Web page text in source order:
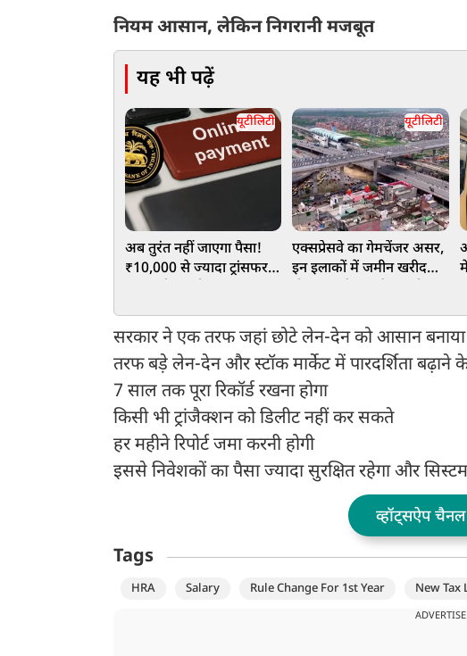
नियम आसान, लेकिन निगरानी मजबूत
यह भी पढ़ें
यूटीलिटी
अब तुरंत नहीं जाएगा पैसा!
₹10,000 से ज्यादा ट्रांसफर
यूटीलिटी
एक्सप्रेसवे का गेमचेंजर असर,
इन इलाकों में जमीन खरीदना
सरकार ने एक तरफ जहां छोटे लेन-देन को आसान
तरफ बड़े लेन-देन और स्टॉक मार्केट में पारदर्शिता
7 साल तक पूरा रिकॉर्ड रखना होगा
किसी भी ट्रांजैक्शन को डिलीट नहीं कर सकते
हर महीने रिपोर्ट जमा करनी होगी
इससे निवेशकों का पैसा ज्यादा सुरक्षित रहेगा और सिस्टम
व्हॉट्सऐप
Tags
HRA Salary Rule Change For 1st Year New Tax